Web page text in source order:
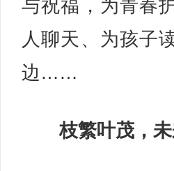
与祝福，为青春
人聊天、为孩子
边……
枝繁叶茂，未